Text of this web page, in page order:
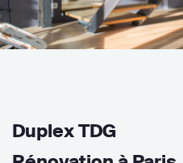
Duplex TDG